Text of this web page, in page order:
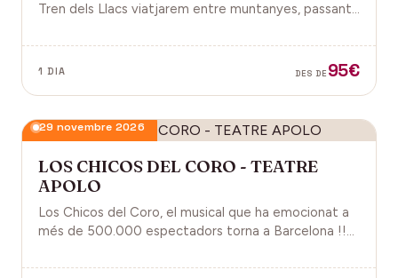
Tren dels Llacs viatjarem entre muntanyes, passant
congostos.
1 DIA DES DE 95€
29 novembre 2026
LOS CHICOS DEL CORO - TEATRE
APOLO
Los Chicos del Coro, el musical que ha emocionat a
més de 500.000 espectadors torna a Barcelona !!
obra.